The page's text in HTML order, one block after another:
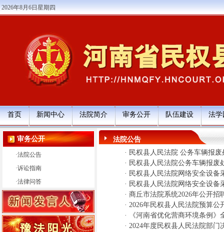
2026年8月6日星期四
首页 新闻中心 法院简介 审务公开 队伍建设 法学
审务公开
·法院公告
·诉讼指南
·法律问答
法院公告
· 民权县人民法院 公务车辆报
· 民权县人民法院公务车辆报废
· 民权县人民法院网络安全设备
· 民权县人民法院网络安全设备
· 商丘市法院系统2026年公开招
· 2026年民权县人民法院预算公
·
《河南省优化营商环境条例》
· 2024年度民权县人民法院部门